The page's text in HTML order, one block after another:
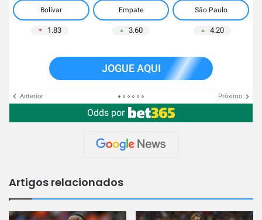
Bolívar Empate São Paulo
1.83 3.60 4.20
JOGUE AQUI
Anterior Próximo
Odds por
Artigos relacionados